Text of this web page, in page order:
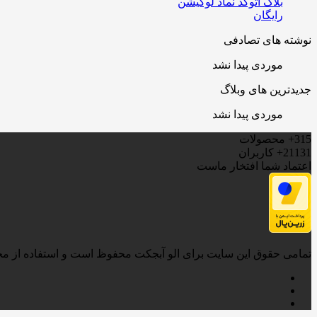
رایگان
نوشته های تصادفی
موردی پیدا نشد
جدیدترین های وبلاگ
موردی پیدا نشد
315+
محصولات
21131+
کاربران
اعتماد شما افتخار ماست
تمامی حقوق این سایت برای الو آبجکت محفوظ است و استفاده از